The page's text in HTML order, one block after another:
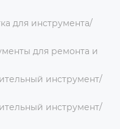
для инструмента/
для ремонта и
инструмент/
инструмент/